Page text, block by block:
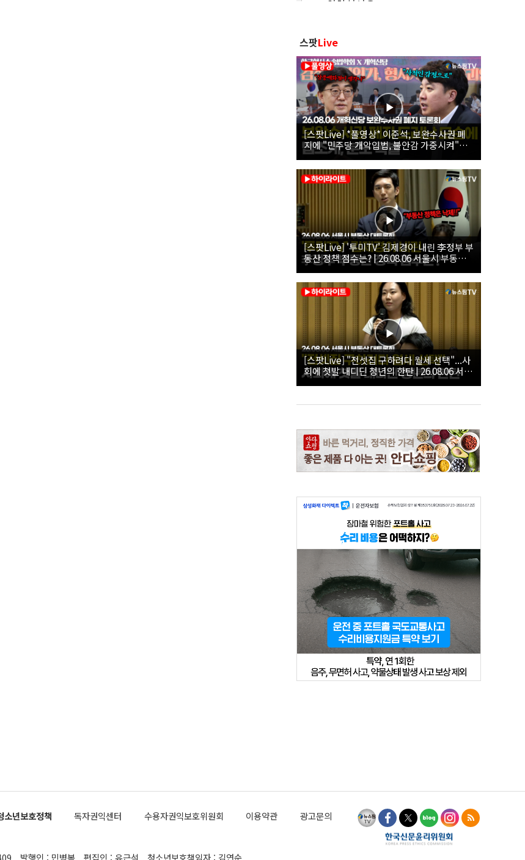
스팟Live
[스팟Live] *풀영상* 이준석, 보완수사권 폐
지에 "민주당 개악입법, 불안감 가중시켜"｜
26.08.06 개혁신당 보완수사권 폐지 토론회
[스팟Live] '투미TV' 김제경이 내린 李정부 부
동산 정책 점수는? | 26.08.06 서울시 부동산
대토론회
[스팟Live] "전셋집 구하려다 월세 선택"...사
회에 첫발 내디딘 청년의 한탄 | 26.08.06 서울
시 부동산 대토론회
소년보호정책 독자권익센터 수용자권익보호위원회 이용약관 광고문의
발행인 : 민병복 편집인 : 유근석 청소년보호책임자 : 김연순